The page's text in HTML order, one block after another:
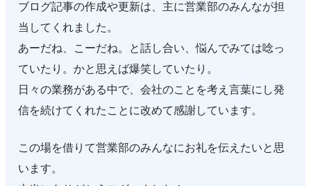
ブログ記事の作成や更新は、主に営業部のみんなが担
当してくれました。
あーだね、こーだね。と話し合い、悩んでみては唸っ
ていたり。かと思えば爆笑していたり。
日々の業務がある中で、会社のことを考え言葉にし発
信を続けてくれたことに改めて感謝しています。
この場を借りて営業部のみんなにお礼を伝えたいと思
います。